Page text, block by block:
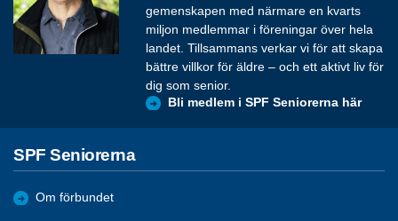
gemenskapen med närmare en kvarts
miljon medlemmar i föreningar över hela
landet. Tillsammans verkar vi för att skapa
bättre villkor för äldre – och ett aktivt liv för
dig som senior.
Bli medlem i SPF Seniorerna här
SPF Seniorerna
Om förbundet